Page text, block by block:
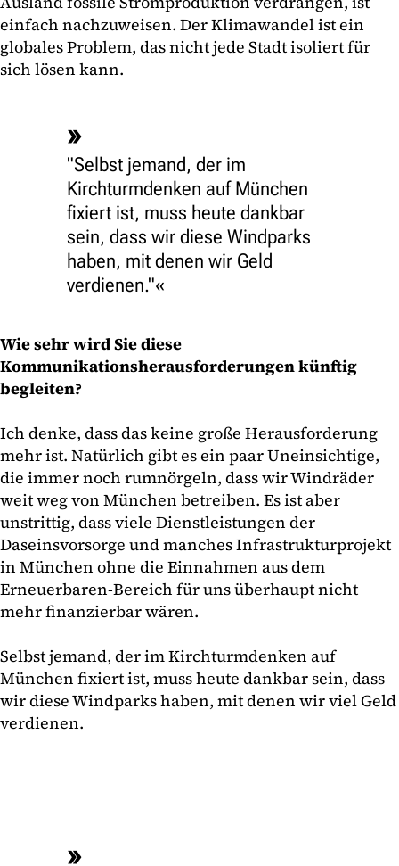
einfach nachzuweisen. Der Klimawandel ist ein
globales Problem, das nicht jede Stadt isoliert für
sich lösen kann.
"Selbst jemand, der im
Kirchturmdenken auf München
fixiert ist, muss heute dankbar
sein, dass wir diese Windparks
haben, mit denen wir Geld
verdienen."
Wie sehr wird Sie diese
Kommunikationsherausforderungen künftig
begleiten?
Ich denke, dass das keine große Herausforderung
mehr ist. Natürlich gibt es ein paar Uneinsichtige,
die immer noch rumnörgeln, dass wir Windräder
weit weg von München betreiben. Es ist aber
unstrittig, dass viele Dienstleistungen der
Daseinsvorsorge und manches Infrastrukturprojekt
in München ohne die Einnahmen aus dem
Erneuerbaren-Bereich für uns überhaupt nicht
mehr finanzierbar wären.
Selbst jemand, der im Kirchturmdenken auf
München fixiert ist, muss heute dankbar sein, dass
wir diese Windparks haben, mit denen wir viel Geld
verdienen.